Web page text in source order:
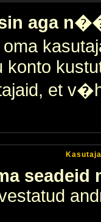
aga
konto
et
seadeid